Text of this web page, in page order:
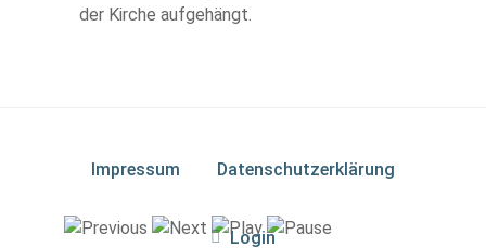
der Kirche aufgehängt.
Impressum Datenschutzerklärung
Login